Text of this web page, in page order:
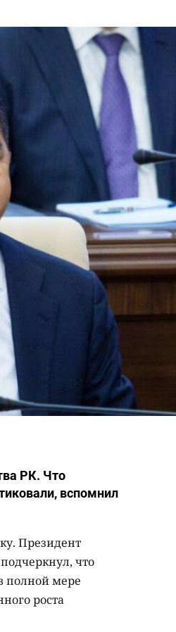
РК. Что
вспомнил
Президент
что
полной мере
роста